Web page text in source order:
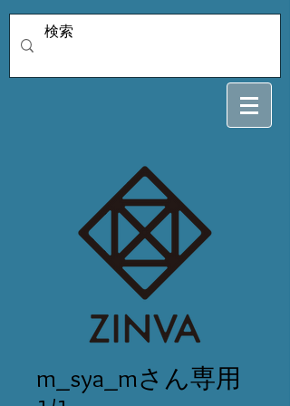
m_sya_mさん専用